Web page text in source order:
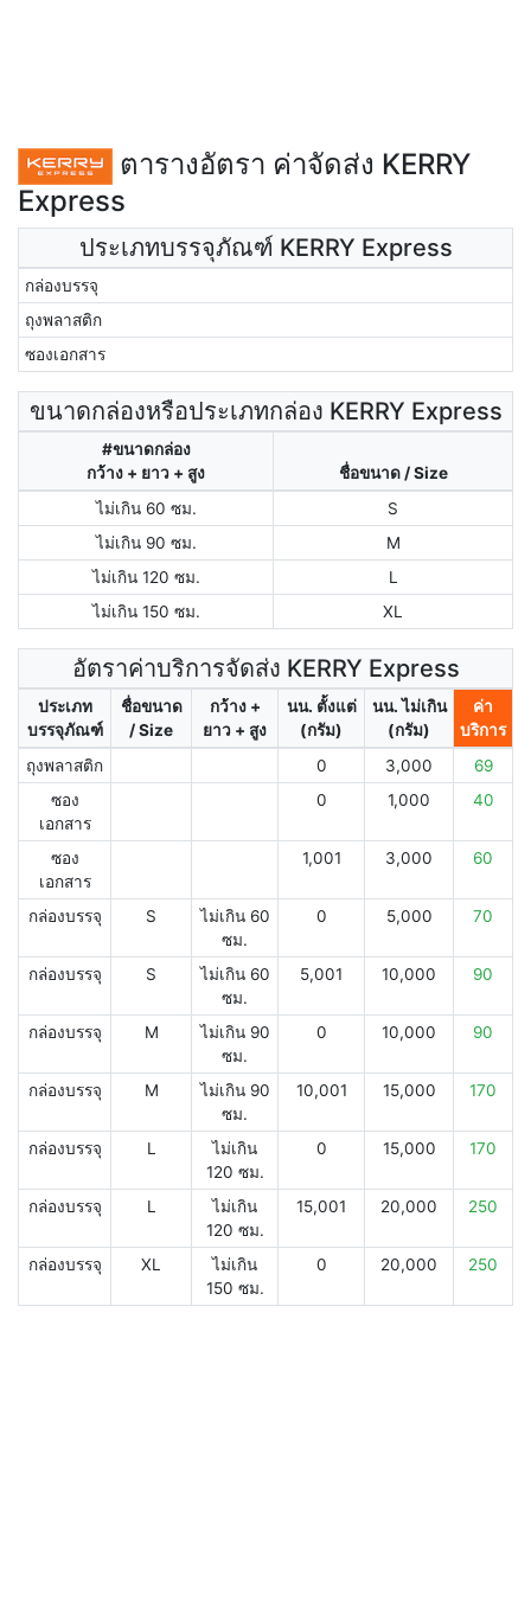
ตารางอัตรา ค่าจัดส่ง KERRY
Express
ประเภทบรรจุภัณฑ์ KERRY Express
กล่องบรรจุ
ถุงพลาสติก
ซองเอกสาร
ขนาดกล่องหรือประเภทกล่อง KERRY Express
#ขนาดกล่อง
กว้าง + ยาว + สูง
ชื่อขนาด / Size
ไม่เกิน 60 ซม.
S
ไม่เกิน 90 ซม.
M
ไม่เกิน 120 ซม.
L
ไม่เกิน 150 ซม.
XL
อัตราค่าบริการจัดส่ง KERRY Express
ประเภท
บรรจุภัณฑ์
ชื่อขนาด
/ Size
กว้าง +
ยาว + สูง
นน. ตั้งแต่
(กรัม)
นน. ไม่เกิน
(กรัม)
ค่า
บริการ
ถุงพลาสติก
0 3,000
69
ซอง
เอกสาร
0 1,000 40
ซอง
เอกสาร
1,001 3,000 60
กล่องบรรจุ S
ไม่เกิน 60
ซม.
0 5,000 70
กล่องบรรจุ S
ไม่เกิน 60
ซม.
5,001 10,000 90
กล่องบรรจุ M
ไม่เกิน 90
ซม.
0 10,000 90
กล่องบรรจุ M
ไม่เกิน 90
ซม.
10,001 15,000 170
กล่องบรรจุ L
ไม่เกิน
120 ซม.
0 15,000 170
กล่องบรรจุ L
ไม่เกิน
120 ซม.
15,001 20,000 250
กล่องบรรจุ XL
ไม่เกิน
150 ซม.
0 20,000 250